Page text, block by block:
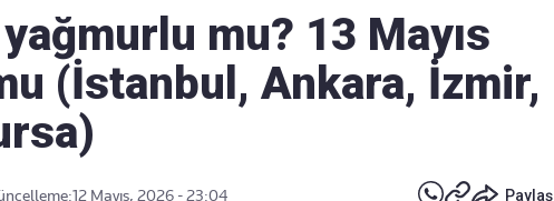
mu? 13 Mayıs
(İstanbul, Ankara, İzmir,
12 Mayıs, 2026 - 23:04 Paylaş